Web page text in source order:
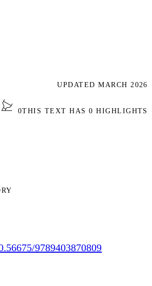
UPDATED MARCH 2026
0THIS TEXT HAS 0 HIGHLIGHTS
9789403870809